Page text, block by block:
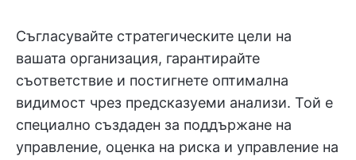
Съгласувайте стратегическите цели на
вашата организация, гарантирайте
съответствие и постигнете оптимална
видимост чрез предсказуеми анализи. Той е
специално създаден за поддържане на
управление, оценка на риска и управление на